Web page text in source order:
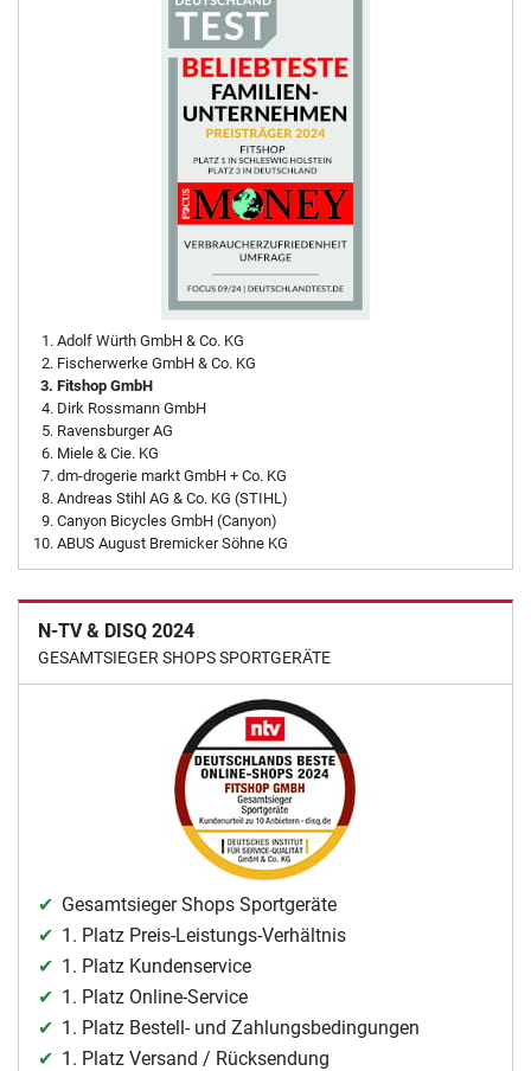
Adolf Würth GmbH & Co. KG
Fischerwerke GmbH & Co. KG
Fitshop GmbH
Dirk Rossmann GmbH
Ravensburger AG
Miele & Cie. KG
dm-drogerie markt GmbH + Co. KG
Andreas Stihl AG & Co. KG (STIHL)
Canyon Bicycles GmbH (Canyon)
ABUS August Bremicker Söhne KG
N-TV & DISQ 2024
GESAMTSIEGER SHOPS SPORTGERÄTE
Gesamtsieger Shops Sportgeräte
1. Platz Preis-Leistungs-Verhältnis
1. Platz Kundenservice
1. Platz Online-Service
1. Platz Bestell- und Zahlungsbedingungen
1. Platz Versand / Rücksendung